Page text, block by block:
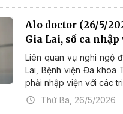
Alo doctor (26/5/
Gia Lai, số ca
Liên quan vụ nghi ngộ
Lai, Bệnh viện Đa khoa
phải nhập viện với các tri
Thứ Ba, 26/5/2026